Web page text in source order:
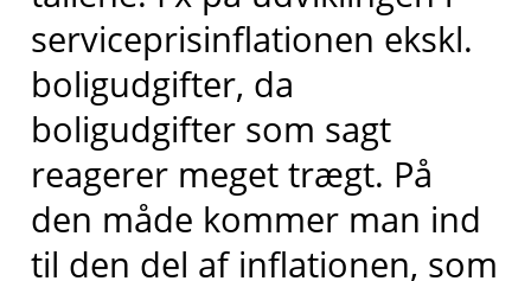
serviceprisinflationen ekskl.
boligudgifter, da
boligudgifter som sagt
reagerer meget trægt. På
den måde kommer man ind
til den del af inflationen, som